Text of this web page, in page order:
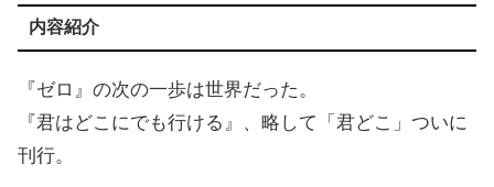
内容紹介
『ゼロ』の次の一歩は世界だった。
『君はどこにでも行ける』、略して「君どこ」ついに
刊行。